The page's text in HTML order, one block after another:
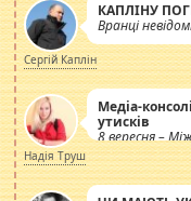
КАПЛІНУ
Вранці
Сергій Каплін
Медіа-
утисків
8 вересня –
журналістів.
Надія Труш